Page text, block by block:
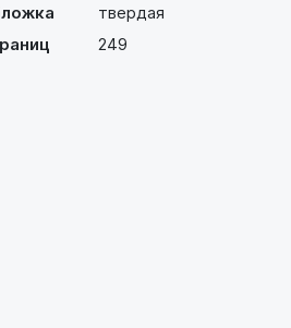
твердая
249